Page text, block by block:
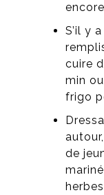
S’il y
cuire
min
frigo
de